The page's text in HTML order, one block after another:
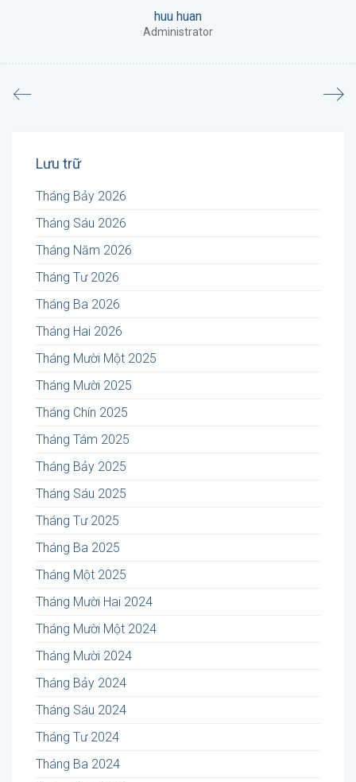
huu huan
Administrator
Lưu trữ
Tháng Bảy 2026
Tháng Sáu 2026
Tháng Năm 2026
Tháng Tư 2026
Tháng Ba 2026
Tháng Hai 2026
Tháng Mười Một 2025
Tháng Mười 2025
Tháng Chín 2025
Tháng Tám 2025
Tháng Bảy 2025
Tháng Sáu 2025
Tháng Tư 2025
Tháng Ba 2025
Tháng Một 2025
Tháng Mười Hai 2024
Tháng Mười Một 2024
Tháng Mười 2024
Tháng Bảy 2024
Tháng Sáu 2024
Tháng Tư 2024
Tháng Ba 2024